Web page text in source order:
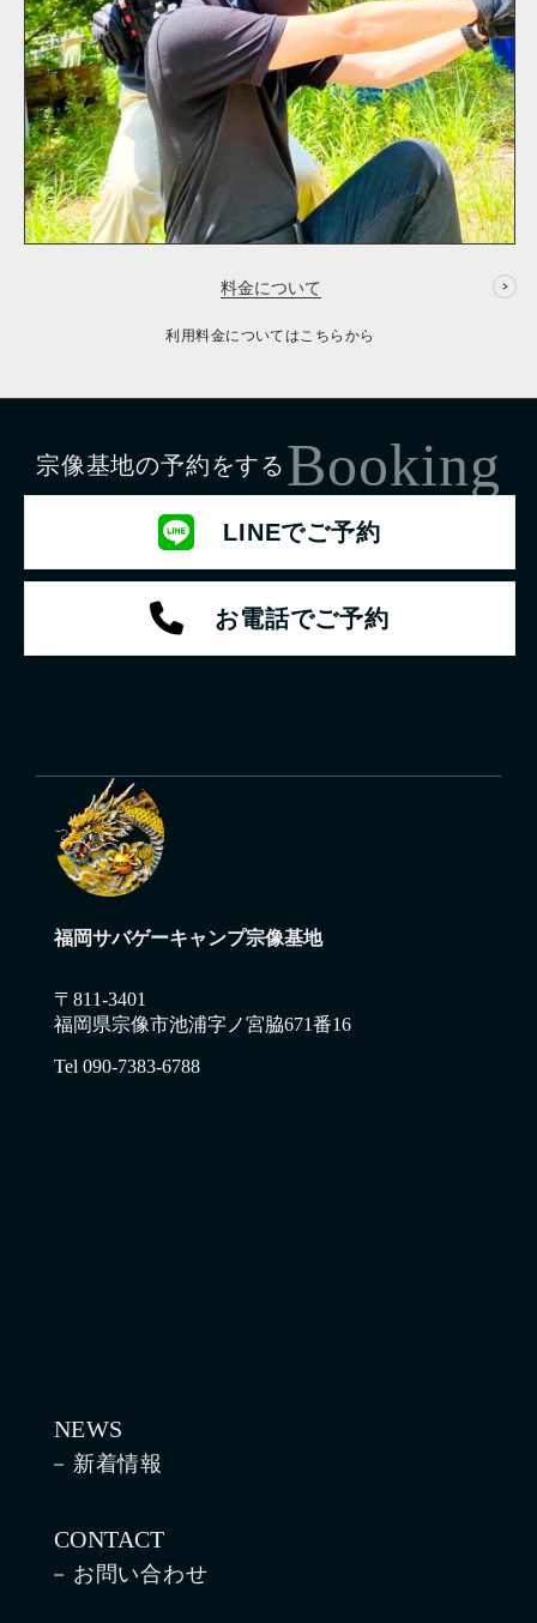
料金について
利用料金についてはこちらから
Booking
宗像基地の予約をする
LINEでご予約
お電話でご予約
福岡サバゲーキャンプ宗像基地
〒811-3401
福岡県宗像市池浦字ノ宮脇671番16
Tel 090-7383-6788
NEWS
新着情報
CONTACT
お問い合わせ